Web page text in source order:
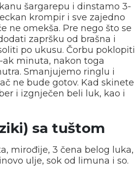
šargarepu i dinstamo 3-
krompir i sve zajedno
ne omekša. Pre nego što se
zapršku od brašna i
po ukusu. Čorbu poklopiti
minuta, nakon toga
Smanjujemo ringlu i
ne bude gotov. Kad skinete
i izgnječen beli luk, kao i
sa tuštom
mirođije, 3 čena belog luka,
ulje, sok od limuna i so.